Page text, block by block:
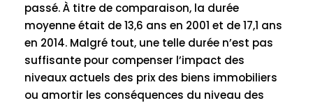
passé. À titre de comparaison, la durée
moyenne était de 13,6 ans en 2001 et de 17,1 ans
en 2014. Malgré tout, une telle durée n’est pas
suffisante pour compenser l’impact des
niveaux actuels des prix des biens immobiliers
ou amortir les conséquences du niveau des